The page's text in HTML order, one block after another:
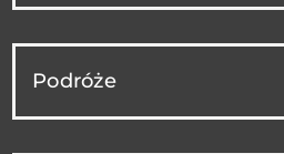
Podróże